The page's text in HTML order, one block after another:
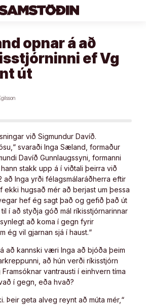
opnar á að
ef Vg
út
við Sigmundur Davíð.
svaraði Inga Sæland, formaður
Davíð Gunnlaugssyni, formanni
stakk upp á í viðtali þeirra við
að Inga yrði félagsmálaráðherra eftir
ekki hugsað mér að berjast um þessa
hef ég sagt það og gefið það út
í að styðja góð mál ríkisstjórnarinnar
að koma í gegn fyrir
ég vil gjarnan sjá í haust.“
að kannski væri Inga að bjóða þeim
að hún verði ríkisstjórn
vantrausti í einhvern tíma
í gegn, eða hvað?
Þeir geta alveg reynt að múta mér,“